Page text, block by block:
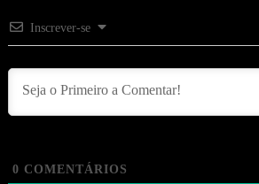
Inscrever-se
0 COMENTÁRIOS